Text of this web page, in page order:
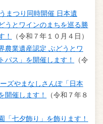
まつり同時開催 日本遺
とワインのまちを巡る勝
！
（令和７年１０月４日）
農業遺産認定 ぶどうとワ
パス」を開催します！
（令
ズやまなしさんぽ「日本
開催します！
（令和７年８
七夕飾り」を飾ります！